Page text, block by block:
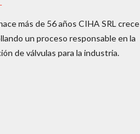
más de 56 años CIHA SRL crece
un proceso responsable en la
de válvulas para la industria.